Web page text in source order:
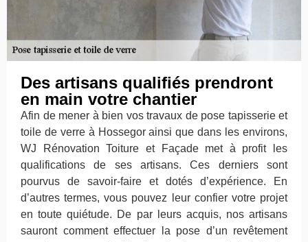
Des artisans qualifiés prendront
en main votre chantier
Afin de mener à bien vos travaux de pose tapisserie et
toile de verre à Hossegor ainsi que dans les environs,
WJ Rénovation Toiture et Façade met à profit les
qualifications de ses artisans. Ces derniers sont
pourvus de savoir-faire et dotés d’expérience. En
d’autres termes, vous pouvez leur confier votre projet
en toute quiétude. De par leurs acquis, nos artisans
sauront comment effectuer la pose d’un revêtement